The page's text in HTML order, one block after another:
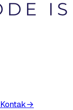
Kontak→